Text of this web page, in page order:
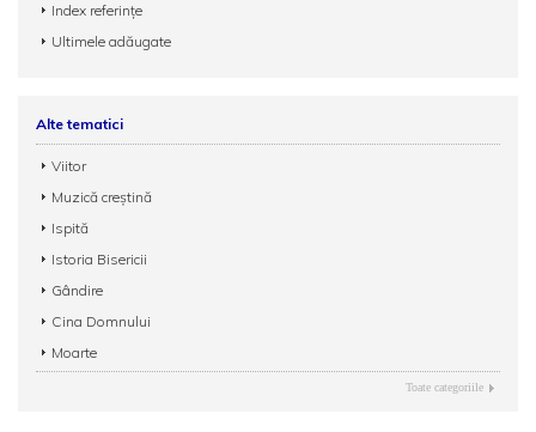
Index referințe
Ultimele adăugate
Alte tematici
Viitor
Muzică creștină
Ispită
Istoria Bisericii
Gândire
Cina Domnului
Moarte
Toate categoriile